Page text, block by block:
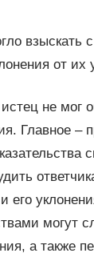
взыскать
от их
не мог
Главное –
его
могут
а также